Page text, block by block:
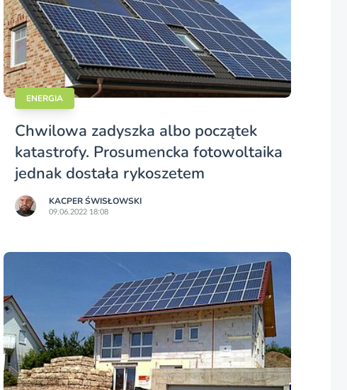
ENERGIA
Chwilowa zadyszka albo początek
katastrofy. Prosumencka fotowoltaika
jednak dostała rykoszetem
KACPER ŚWISŁO­WSKI
09.06.2022 18:08